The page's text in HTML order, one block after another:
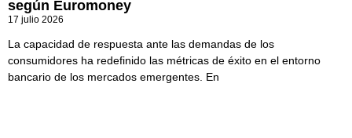
según Euromoney
17 julio 2026
La capacidad de respuesta ante las demandas de los
consumidores ha redefinido las métricas de éxito en el entorno
bancario de los mercados emergentes. En